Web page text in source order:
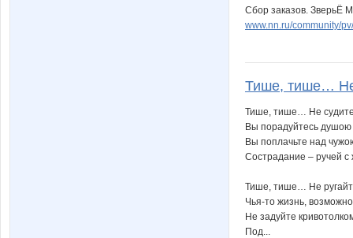
Сбор заказов. ЗверьЁ
www.nn.ru/community/
Тише, тише…
Тише, тише… Не
Вы порадуйтесь
Вы поплачьте над
Сострадание – ручей
Тише, тише… Не
Чья-то жизнь,
Не задуйте
Под...